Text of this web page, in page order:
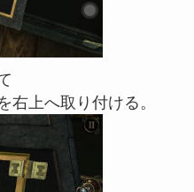
右上へ取り付ける。